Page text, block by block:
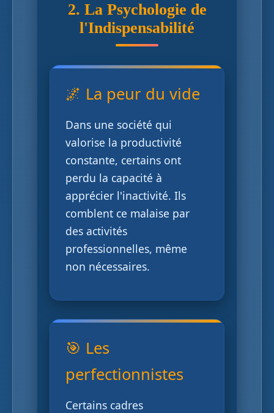
2. La Psychologie de
l'Indispensabilité
🌌 La peur du vide
Dans une société qui
valorise la productivité
constante, certains ont
perdu la capacité à
apprécier l'inactivité. Ils
comblent ce malaise par
des activités
professionnelles, même
non nécessaires.
🎯 Les
perfectionnistes
Certains cadres